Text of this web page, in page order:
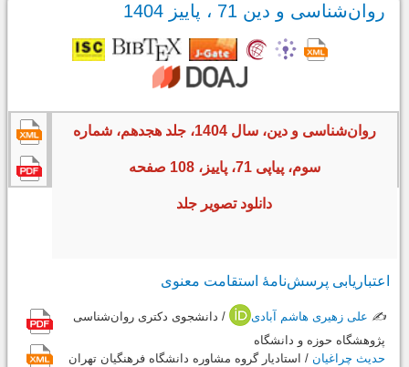
روان‌شناسی و دین 71 ، پاییز 1404
روان‌شناسی و دین، سال 1404، جلد هجدهم، شماره
سوم، پیاپی 71، پاییز، 108 صفحه
دانلود تصویر جلد
اعتباریابی پرسش‌نامۀ استقامت معنوی
✍️ علی زهیری هاشم آبادی
/ دانشجوی دکتری روان‌شناسی
پژوهشگاه حوزه و دانشگاه
حدیث چراغیان / استادیار گروه مشاوره دانشگاه فرهنگیان تهران